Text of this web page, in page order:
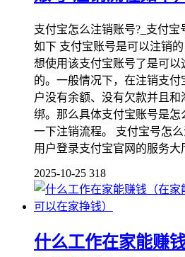
支付宝怎么注销账号?_支付
如下 支付宝账号是可以注销
想使用该支付宝账号了是可
的。一般情况下，在注销支
户没有余额、没有欠款并且
绑。那么具体支付宝账号是怎
一下注销流程。 支付宝号怎
用户登录支付宝官网的服务大
2025-10-25 318
什么工作在家能赚